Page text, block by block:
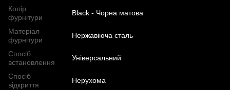
Колір
фурнітури
Black - Чорна матова
Матеріал
фурнітури
Нержавіюча сталь
Спосіб
встановлення
Універсальний
Спосіб
відкриття
Нерухома